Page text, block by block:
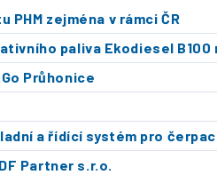
zejména v rámci ČR
paliva Ekodiesel B100
Průhonice
a řídící systém pro
Partner s.r.o.